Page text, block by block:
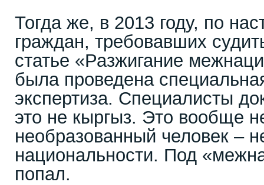
Тогда же, в 2013 году, по
граждан, требовавших
статье «Разжигание
была проведена
экспертиза. Специалисты
это не кыргыз. Это вообще
необразованный человек –
национальности. Под
попал.